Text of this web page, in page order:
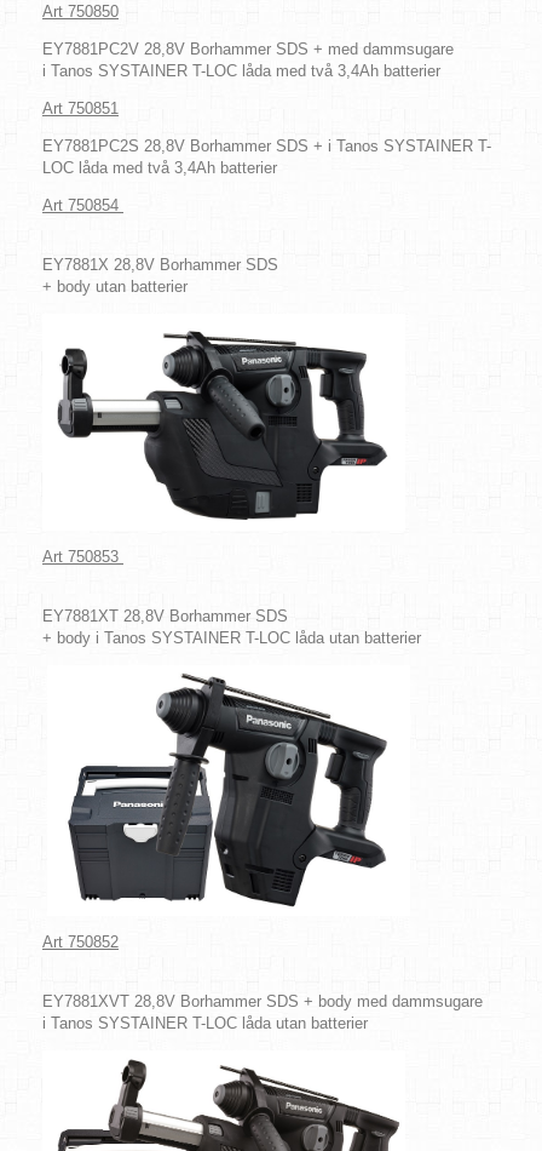
Art 750850
EY7881PC2V 28,8V Borhammer SDS + med dammsugare
i Tanos SYSTAINER T-LOC låda med två 3,4Ah batterier
Art 750851
EY7881PC2S 28,8V Borhammer SDS + i Tanos SYSTAINER T-
LOC låda med två 3,4Ah batterier
Art 750854
EY7881X 28,8V Borhammer SDS
+ body utan batterier
Art 750853
EY7881XT 28,8V Borhammer SDS
+ body i Tanos SYSTAINER T-LOC låda utan batterier
Art 750852
EY7881XVT 28,8V Borhammer SDS + body med dammsugare
i Tanos SYSTAINER T-LOC låda utan batterier